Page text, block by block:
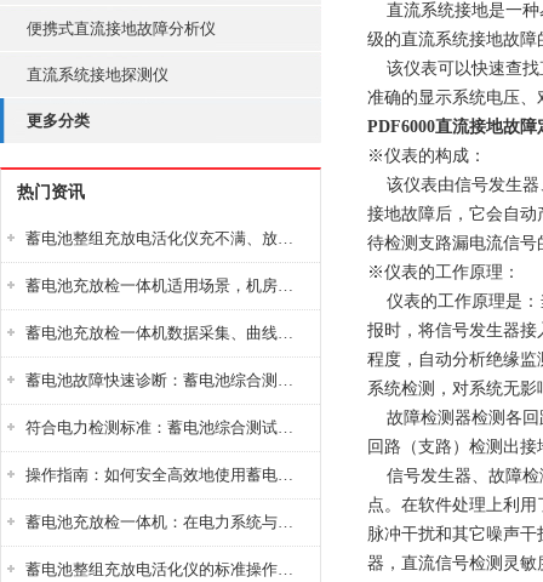
便携式直流接地故障分析仪
直流系统接地探测仪
更多分类
热门资讯
蓄电池整组充放电活化仪充不满、放不完怎么办？
蓄电池充放检一体机适用场景，机房基站变电站铅酸蓄电池维护检测应用
蓄电池充放检一体机数据采集、曲线分析与电池健康状态智能评估功能详解
蓄电池故障快速诊断：蓄电池综合测试仪判断落后电池的方法与标准
符合电力检测标准：蓄电池综合测试仪测试规范与精度校准方法详解
操作指南：如何安全高效地使用蓄电池智能活化仪？
蓄电池充放检一体机：在电力系统与储能设备中的创新应用，确保蓄电池性能与可靠性
蓄电池整组充放电活化仪的标准操作流程：从接线设置到充放电参数设定的安全规范
直流系统接地是一种
级的直流系统接地故障
该仪表可以快速查找
准确的显示系统电压
PDF6000直流接地故障
※仪表的构成：
该仪表由信号发生器
接地故障后，它会自
待检测支路漏电流信
※仪表的工作原理：
仪表的工作原理是：
报时，将信号发生器
程度，自动分析绝缘
系统检测，对系统无
故障检测器检测各回
回路（支路）检测出
信号发生器、故障检
点。在软件处理上利
脉冲干扰和其它噪声
器，直流信号检测灵敏